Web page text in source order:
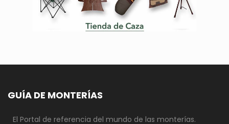
GUÍA DE MONTERÍAS
El Portal de referencia del mundo de las monterías.